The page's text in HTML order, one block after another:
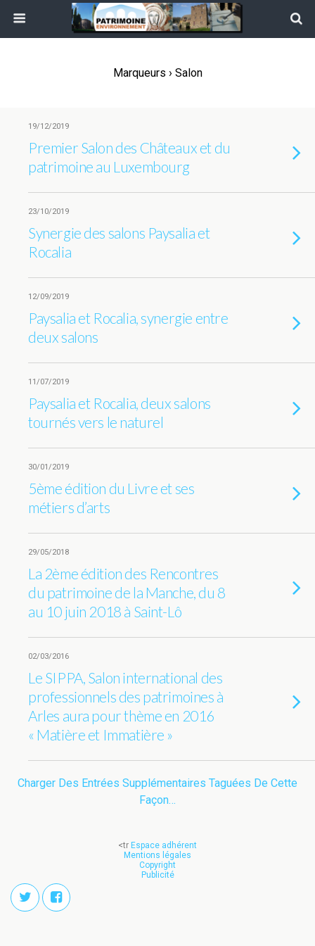
Marqueurs › Salon
19/12/2019
Premier Salon des Châteaux et du
patrimoine au Luxembourg
23/10/2019
Synergie des salons Paysalia et
Rocalia
12/09/2019
Paysalia et Rocalia, synergie entre
deux salons
11/07/2019
Paysalia et Rocalia, deux salons
tournés vers le naturel
30/01/2019
5ème édition du Livre et ses
métiers d’arts
29/05/2018
La 2ème édition des Rencontres
du patrimoine de la Manche, du 8
au 10 juin 2018 à Saint-Lô
02/03/2016
Le SIPPA, Salon international des
professionnels des patrimoines à
Arles aura pour thème en 2016
« Matière et Immatière »
Charger Des Entrées Supplémentaires Taguées De Cette
Façon…
<tr Espace adhérent
Mentions légales
Copyright
Publicité